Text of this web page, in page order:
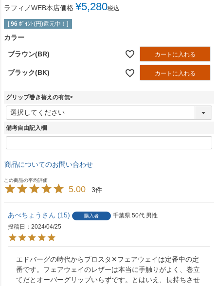
ラフィノWEB本店価格 ¥5,280税込
[ 96 ﾎﾟｲﾝﾄ(円)還元中！]
カラー
ブラウン(BR) カートに入れる
ブラック(BK) カートに入れる
グリップ巻き替えの有無
(
備考自由記入欄
商品についてのお問い合わせ
5.00 3
あべちょう 15 購入者 千葉県 50代 男性
投稿日
2024/04/25
エドバーグの時代からプロスタ✕フェアウェイは定番中の定
番です。フェアウェイのレザーは本当に手触りがよく、巻立
てだとオーバーグリップいらずです。とはいえ、長持ちさせ